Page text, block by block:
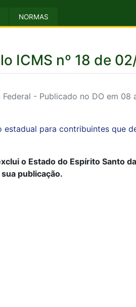
NORMAS
ICMS nº 18 de
Federal - Publicado no DO em 08
para contribuintes que
o Estado do Espírito Santo
publicação.